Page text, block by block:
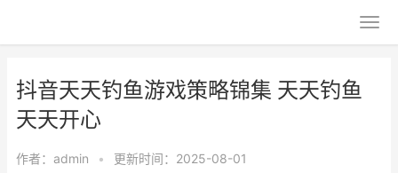
抖音天天钓鱼游戏策略锦集 天天钓鱼
天天开心
作者： admin • 更新时间：2025-08-01